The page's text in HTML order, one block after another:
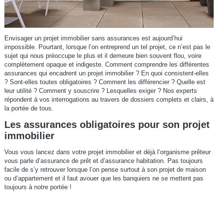
Envisager un projet immobilier sans assurances est aujourd’hui
impossible. Pourtant, lorsque l’on entreprend un tel projet, ce n’est pas le
sujet qui nous préoccupe le plus et il demeure bien souvent flou, voire
complètement opaque et indigeste. Comment comprendre les différentes
assurances qui encadrent un projet immobilier ? En quoi consistent-elles
? Sont-elles toutes obligatoires ? Comment les différencier ? Quelle est
leur utilité ? Comment y souscrire ? Lesquelles exiger ? Nos experts
répondent à vos interrogations au travers de dossiers complets et clairs, à
la portée de tous.
Les assurances obligatoires pour son projet
immobilier
Vous vous lancez dans votre projet immobilier et déjà l’organisme prêteur
vous parle d’assurance de prêt et d’assurance habitation. Pas toujours
facile de s’y retrouver lorsque l’on pense surtout à son projet de maison
ou d’appartement et il faut avouer que les banquiers ne se mettent pas
toujours à notre portée !